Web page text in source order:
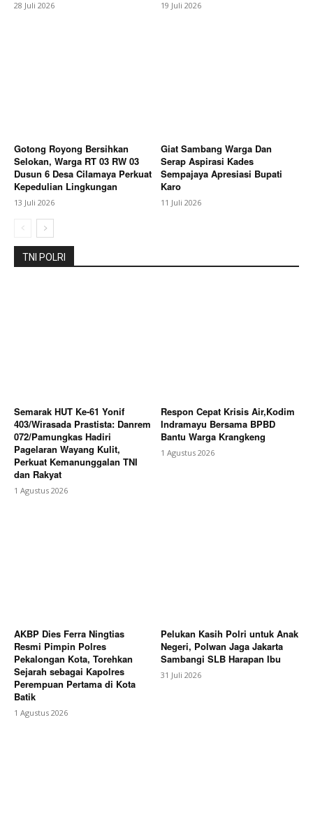
My account
Bagikan Artikel
Berita Lainnya
28 Juli 2026 19 Juli 2026
Gotong Royong Bersihkan
Selokan, Warga RT 03 RW 03
Dusun 6 Desa Cilamaya Perkuat
Kepedulian Lingkungan
13 Juli 2026
Giat Sambang Warga Dan
Serap Aspirasi Kades
Sempajaya Apresiasi Bupati
Karo
11 Juli 2026
TNI POLRI
Semarak HUT Ke-61 Yonif
403/Wirasada Prastista: Danrem
072/Pamungkas Hadiri
Pagelaran Wayang Kulit,
Perkuat Kemanunggalan TNI
dan Rakyat
1 Agustus 2026
Respon Cepat Krisis Air,Kodim
Indramayu Bersama BPBD
Bantu Warga Krangkeng
1 Agustus 2026
AKBP Dies Ferra Ningtias
Resmi Pimpin Polres
Pekalongan Kota, Torehkan
Sejarah sebagai Kapolres
Perempuan Pertama di Kota
Batik
1 Agustus 2026
Pelukan Kasih Polri untuk Anak
Negeri, Polwan Jaga Jakarta
Sambangi SLB Harapan Ibu
31 Juli 2026